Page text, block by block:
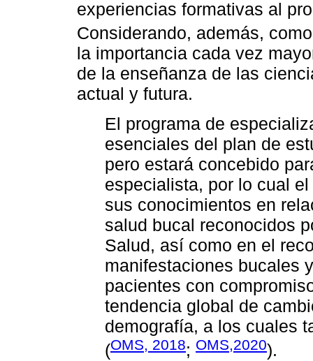
experiencias formativas al
Considerando, además,
la importancia cada vez
de la enseñanza de las
actual y futura.
El programa de
esenciales del plan de
pero estará concebido
especialista, por lo cual
sus conocimientos en
salud bucal reconocidos
Salud, así como en el
manifestaciones bucales
pacientes con
tendencia global de
demografía, a los cuales
(OMS, 2018; OMS,2020).